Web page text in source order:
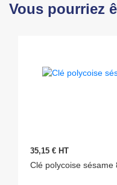
Vous pourriez
35,15 € HT
Clé polycoise sésame